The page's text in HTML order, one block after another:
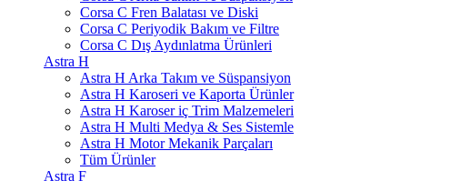
Corsa C Fren Balatası ve Diski
Corsa C Periyodik Bakım ve Filtre
Corsa C Dış Aydınlatma Ürünleri
Astra H
Astra H Arka Takım ve Süspansiyon
Astra H Karoseri ve Kaporta Ürünler
Astra H Karoser iç Trim Malzemeleri
Astra H Multi Medya & Ses Sistemle
Astra H Motor Mekanik Parçaları
Tüm Ürünler
Astra F